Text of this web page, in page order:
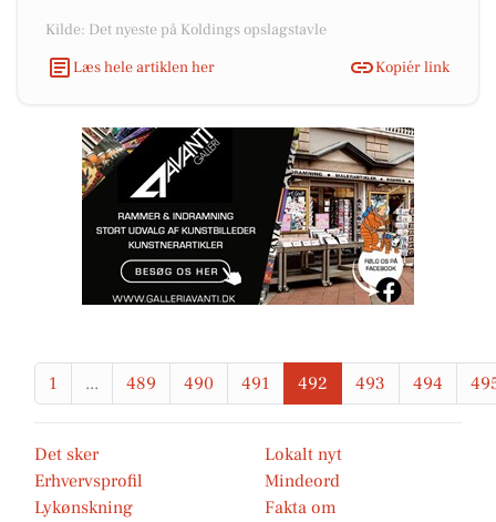
Kilde: Det nyeste på Koldings opslagstavle
Læs hele artiklen her
Kopiér link
1 ... 489 490 491 492 493 494
Det sker
Lokalt nyt
Erhvervsprofil
Mindeord
Lykønskning
Fakta om